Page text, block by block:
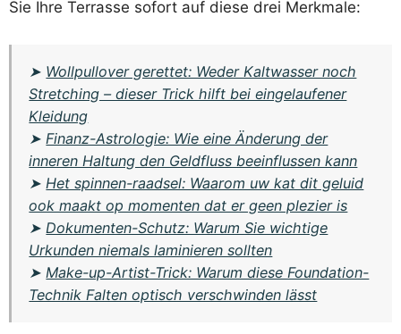
Sie Ihre Terrasse sofort auf diese drei Merkmale:
➤ Wollpullover gerettet: Weder Kaltwasser noch
Stretching – dieser Trick hilft bei eingelaufener
Kleidung
➤Finanz-Astrologie: Wie eine Änderung der
inneren Haltung den Geldfluss beeinflussen kann
➤Het spinnen-raadsel: Waarom uw kat dit geluid
ook maakt op momenten dat er geen plezier is
➤Dokumenten-Schutz: Warum Sie wichtige
Urkunden niemals laminieren sollten
➤Make-up-Artist-Trick: Warum diese Foundation-
Technik Falten optisch verschwinden lässt